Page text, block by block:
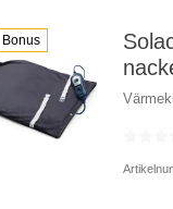
Bonus